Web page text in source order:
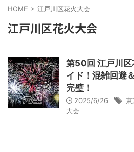
HOME > 江戸川区花火大会
江戸川区花火大会
第50回 江戸川
イド！混雑回避
完璧！
2025/6/26 東
大会